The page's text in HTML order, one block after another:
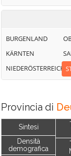
BURGENLAND
KÄRNTEN
NIEDERÖSTERREICH
Provincia di
Sintesi
Densità
demografica